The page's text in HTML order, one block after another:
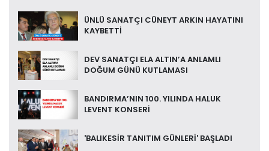
ÜNLÜ SANATÇI CÜNEYT ARKIN HAYATINI
KAYBETTİ
DEV SANATÇI ELA ALTIN’A ANLAMLI
DOĞUM GÜNÜ KUTLAMASI
BANDIRMA’NIN 100. YILINDA HALUK
LEVENT KONSERİ
'BALIKESİR TANITIM GÜNLERİ' BAŞLADI